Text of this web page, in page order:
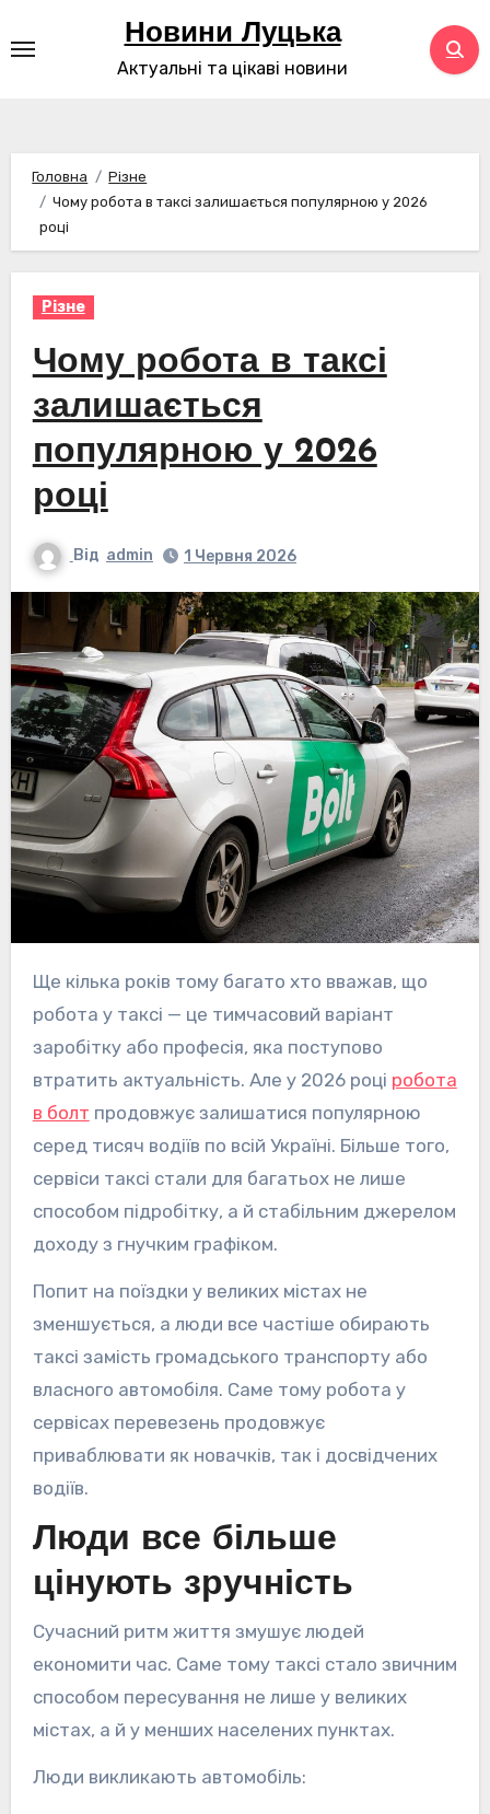
до
Новини Луцька
Актуальні та цікаві новини
Головна
Різне
Чому робота в таксі залишається популярною у 2026
році
Різне
Чому робота в таксі
залишається
популярною у 2026
році
Від admin 1 Червня 2026
Ще кілька років тому багато хто вважав, що
робота у таксі — це тимчасовий варіант
заробітку або професія, яка поступово
втратить актуальність. Але у 2026 році робота
в болт продовжує залишатися популярною
серед тисяч водіїв по всій Україні. Більше того,
сервіси таксі стали для багатьох не лише
способом підробітку, а й стабільним джерелом
доходу з гнучким графіком.
Попит на поїздки у великих містах не
зменшується, а люди все частіше обирають
таксі замість громадського транспорту або
власного автомобіля. Саме тому робота у
сервісах перевезень продовжує
приваблювати як новачків, так і досвідчених
водіїв.
Люди все більше
цінують зручність
Сучасний ритм життя змушує людей
економити час. Саме тому таксі стало звичним
способом пересування не лише у великих
містах, а й у менших населених пунктах.
Люди викликають автомобіль: